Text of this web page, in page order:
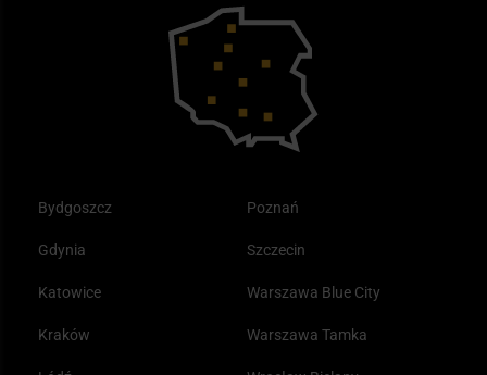
Bydgoszcz
Gdynia
Katowice
Kraków
Poznań
Szczecin
Warszawa Blue City
Warszawa Tamka
Plecak ewakuacyjny preppersa